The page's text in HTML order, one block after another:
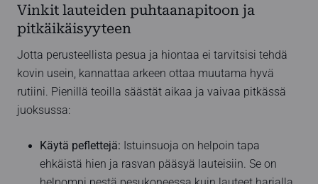
Vinkit lauteiden puhtaanapitoon ja
pitkäikäisyyteen
Jotta perusteellista pesua ja hiontaa ei tarvitsisi tehdä
kovin usein, kannattaa arkeen ottaa muutama hyvä
rutiini. Pienillä teoilla säästät aikaa ja vaivaa pitkässä
juoksussa:
Käytä peflettejä: Istuinsuoja on helpoin tapa
ehkäistä hien ja rasvan pääsyä lauteisiin. Se on